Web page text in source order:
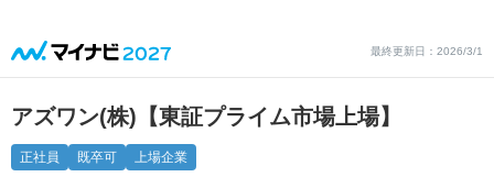
最終更新日：2026/3/1
アズワン(株)【東証プライム市場上場】
正社員 既卒可 上場企業